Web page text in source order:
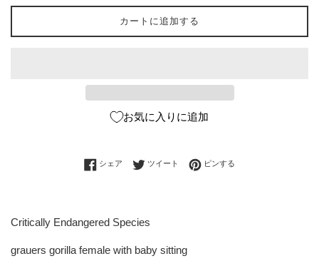
カートに追加する
お気に入りに追加
シェア Facebookでシェアする
ツイート Twitterに投稿する
ピンする
Critically Endangered Species
grauers gorilla female with baby sitting